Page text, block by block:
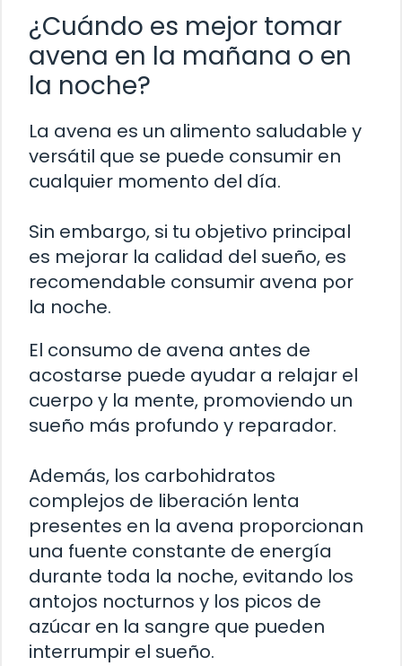
¿Cuándo es mejor tomar
avena en la mañana o en
la noche?
La avena es un alimento saludable y
versátil que se puede consumir en
cualquier momento del día.
Sin embargo, si tu objetivo principal
es mejorar la calidad del sueño, es
recomendable consumir avena por
la noche.
El consumo de avena antes de
acostarse puede ayudar a relajar el
cuerpo y la mente, promoviendo un
sueño más profundo y reparador.
Además, los carbohidratos
complejos de liberación lenta
presentes en la avena proporcionan
una fuente constante de energía
durante toda la noche, evitando los
antojos nocturnos y los picos de
azúcar en la sangre que pueden
interrumpir el sueño.